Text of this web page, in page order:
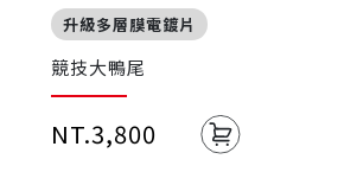
升級多層膜電鍍片
競技大鴨尾
NT.3,800